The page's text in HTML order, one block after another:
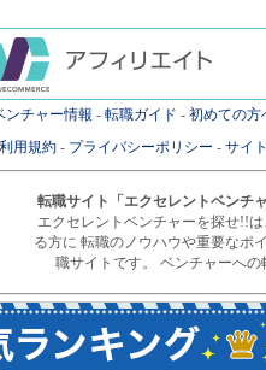
ンチャー情報 - 転職ガイド - 初めての方
利用規約 - プライバシーポリシー - サイ
転職サイト
「エクセレントベンチ
エクセレントベンチャーを探せ!!
る方に 転職のノウハウや重要なポ
職サイトです。 ベンチャーへの